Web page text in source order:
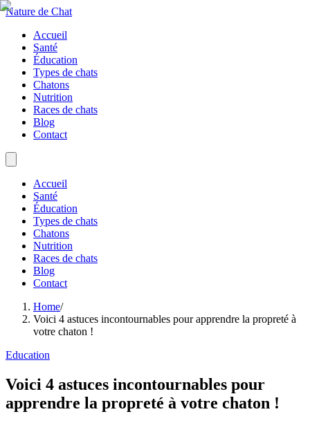
Nature de Chat
Accueil
Santé
Éducation
Types de chats
Chatons
Nutrition
Races de chats
Blog
Contact
Accueil
Santé
Éducation
Types de chats
Chatons
Nutrition
Races de chats
Blog
Contact
Home/
Voici 4 astuces incontournables pour apprendre la propreté à
votre chaton !
Education
Voici 4 astuces incontournables pour
apprendre la propreté à votre chaton !